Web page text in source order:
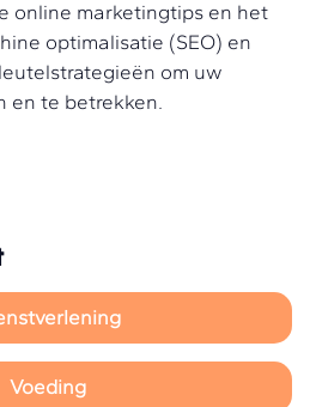
online marketingtips en het
optimalisatie (SEO) en
om uw
en te betrekken.
Voeding